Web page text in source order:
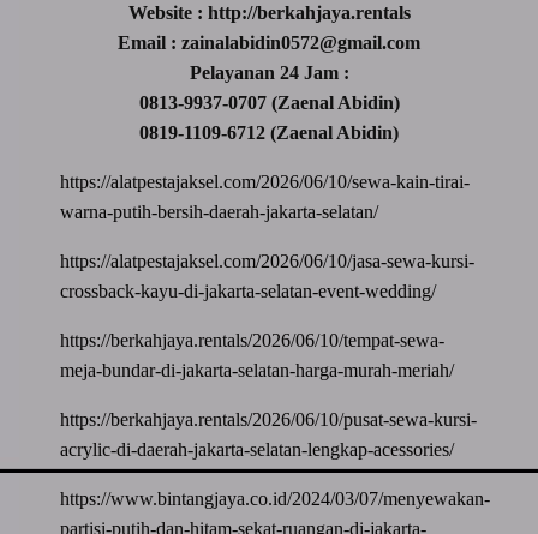
Website : http://berkahjaya.rentals
Email : zainalabidin0572@gmail.com
Pelayanan 24 Jam :
0813-9937-0707 (Zaenal Abidin)
0819-1109-6712 (Zaenal Abidin)
https://alatpestajaksel.com/2026/06/10/sewa-kain-tirai-
warna-putih-bersih-daerah-jakarta-selatan/
https://alatpestajaksel.com/2026/06/10/jasa-sewa-kursi-
crossback-kayu-di-jakarta-selatan-event-wedding/
https://berkahjaya.rentals/2026/06/10/tempat-sewa-
meja-bundar-di-jakarta-selatan-harga-murah-meriah/
https://berkahjaya.rentals/2026/06/10/pusat-sewa-kursi-
acrylic-di-daerah-jakarta-selatan-lengkap-acessories/
https://www.bintangjaya.co.id/2024/03/07/menyewakan-
partisi-putih-dan-hitam-sekat-ruangan-di-jakarta-